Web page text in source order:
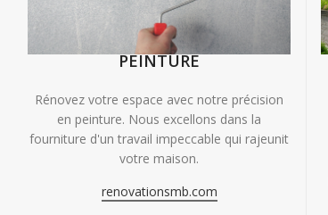
PEINTURE
Rénovez votre espace avec notre précision
en peinture. Nous excellons dans la
fourniture d'un travail impeccable qui rajeunit
votre maison.
renovationsmb.com